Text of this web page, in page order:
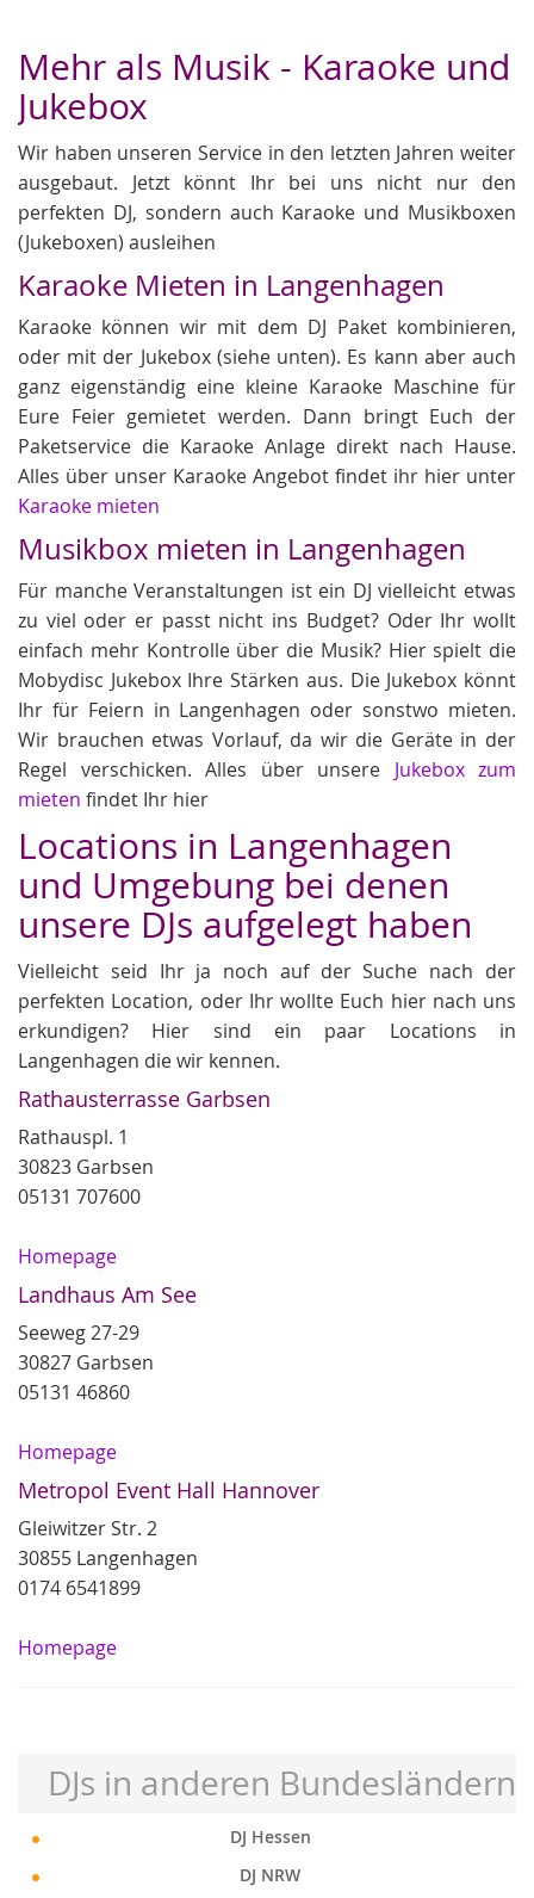
Mehr als Musik - Karaoke und
Jukebox
Wir haben unseren Service in den letzten Jahren weiter
ausgebaut. Jetzt könnt Ihr bei uns nicht nur den
perfekten DJ, sondern auch Karaoke und Musikboxen
(Jukeboxen) ausleihen
Karaoke Mieten in Langenhagen
Karaoke können wir mit dem DJ Paket kombinieren,
oder mit der Jukebox (siehe unten). Es kann aber auch
ganz eigenständig eine kleine Karaoke Maschine für
Eure Feier gemietet werden. Dann bringt Euch der
Paketservice die Karaoke Anlage direkt nach Hause.
Alles über unser Karaoke Angebot findet ihr hier unter
Karaoke mieten
Musikbox mieten in Langenhagen
Für manche Veranstaltungen ist ein DJ vielleicht etwas
zu viel oder er passt nicht ins Budget? Oder Ihr wollt
einfach mehr Kontrolle über die Musik? Hier spielt die
Mobydisc Jukebox Ihre Stärken aus. Die Jukebox könnt
Ihr für Feiern in Langenhagen oder sonstwo mieten.
Wir brauchen etwas Vorlauf, da wir die Geräte in der
Regel verschicken. Alles über unsere Jukebox zum
mieten findet Ihr hier
Locations in Langenhagen
und Umgebung bei denen
unsere DJs aufgelegt haben
Vielleicht seid Ihr ja noch auf der Suche nach der
perfekten Location, oder Ihr wollte Euch hier nach uns
erkundigen? Hier sind ein paar Locations in
Langenhagen die wir kennen.
Rathausterrasse Garbsen
Rathauspl. 1
30823 Garbsen
05131 707600
Homepage
Landhaus Am See
Seeweg 27-29
30827 Garbsen
05131 46860
Homepage
Metropol Event Hall Hannover
Gleiwitzer Str. 2
30855 Langenhagen
0174 6541899
Homepage
DJs in anderen Bundesländern
DJ Hessen
DJ NRW